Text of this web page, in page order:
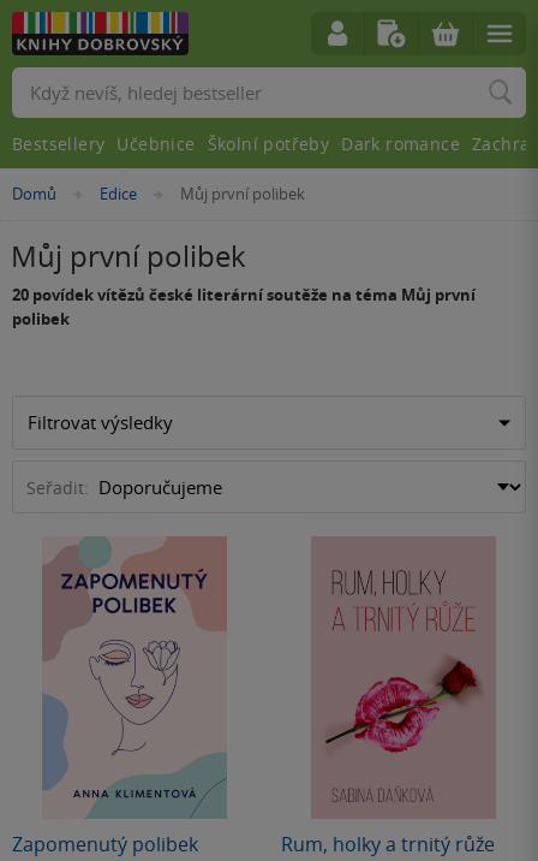
Nacházíte
zde:
Domů »
Edice »
Můj první polibek
Můj první polibek
20 povídek vítězů české literární soutěže na téma Můj první
polibek
Filtrovat výsledky
Seřadit:
Zapomenutý polibek Rum, holky a trnitý růže
Vyhledávání
Bestsellery Učebnice Školní potřeby Dark romance